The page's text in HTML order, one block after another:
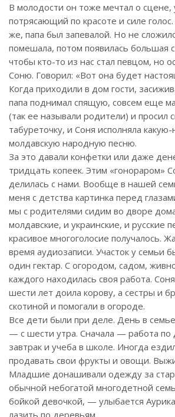
В молодости он тоже мечтал о сцене,
потрясающий по красоте и силе
же, папа был запевалой. Но не
помешала, потом появилась большая
чтобы кто-то из нас стал певцом, но
Соню. Говорил: «Вот она будет
Когда приходили в дом гости,
папа поднимал спящую, совсем еще
(так ее называли родители) и просил
табуреточку, и Соня исполняла
молдавскую народную песню.
За это давали конфетки или даже
тридцать копеек. Этим «гонораром»
делилась с нами. Вообще в нашей
меня с детства картинка перед
мы с родителями сидим во дворе
молдавские, и украинские, и русские
красивое многоголосие получалось.
время аудиозаписи. Участок у семьи
один гектар. С огородом, садом,
каждого находилась своя работа.
шести лет доила корову, а сестры и
скотиной и помогали в огороде.
Все дети были при деле. День в
— с шести утра. Сначала — работа
завтрак и учеба в школе. Иногда
продавать свои фрукты и овощи.
Младшие донашивали одежду за
обычной небогатой многодетной
бойкой девочкой, — улыбается
лазить по деревьям.